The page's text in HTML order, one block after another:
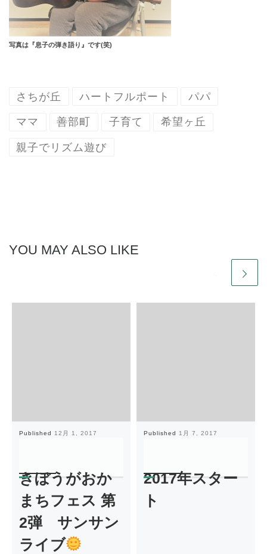
写真は『息子の弾き語り』です(笑)
さちが丘 ハートフルポート パパ
ママ 善部町 子育て 希望ヶ丘
親子でリズム遊び
YOU MAY ALSO LIKE
Published 12月 1, 2017
きぼうがおか
まちフェス 第
2弾 サンサン
ライブ
Published 1月 7, 2017
2017年スター
ト